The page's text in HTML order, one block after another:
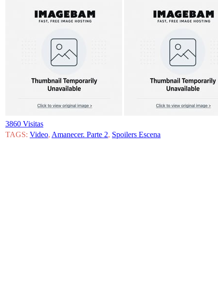
3860 Visitas
TAGS: Video, Amanecer. Parte 2, Spoilers Escena